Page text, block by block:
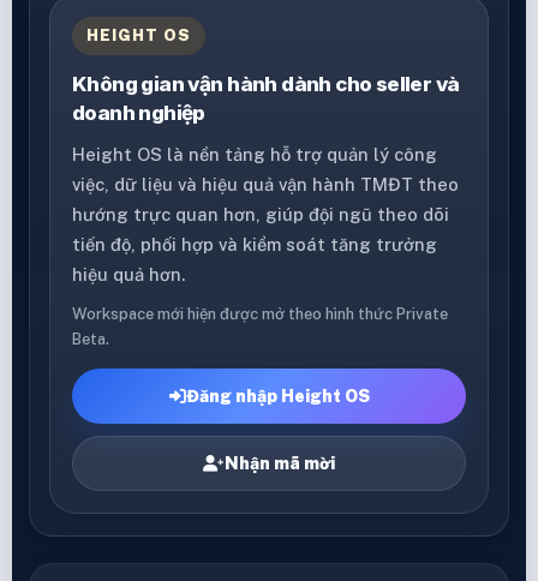
HEIGHT OS
Không gian vận hành dành cho seller và
doanh nghiệp
Height OS là nền tảng hỗ trợ quản lý công
việc, dữ liệu và hiệu quả vận hành TMĐT theo
hướng trực quan hơn, giúp đội ngũ theo dõi
tiến độ, phối hợp và kiểm soát tăng trưởng
hiệu quả hơn.
Workspace mới hiện được mở theo hình thức Private
Beta.
Đăng nhập Height OS
Nhận mã mời